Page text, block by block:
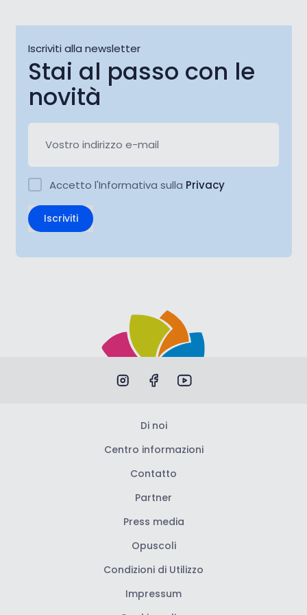
Iscriviti alla newsletter
Stai al passo con le
novità
Accetto l'Informativa sulla Privacy
Iscriviti
Di noi
Centro informazioni
Contatto
Partner
Press media
Opuscoli
Condizioni di Utilizzo
Impressum